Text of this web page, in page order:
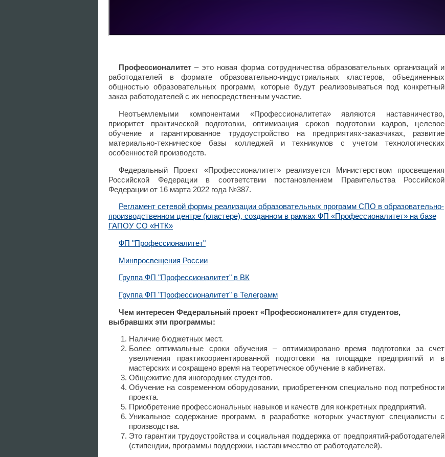
Профессионалитет – это новая форма сотрудничества образовательных организаций и
работодателей в формате образовательно-индустриальных кластеров, объединенных
общностью образовательных программ, которые будут реализовываться под конкретный
заказ работодателей с их непосредственным участие.
Неотъемлемыми компонентами «Профессионалитета» являются наставничество,
приоритет практической подготовки, оптимизация сроков подготовки кадров, целевое
обучение и гарантированное трудоустройство на предприятиях-заказчиках, развитие
материально-техническое базы колледжей и техникумов с учетом технологических
особенностей производств.
Федеральный Проект «Профессионалитет» реализуется Министерством просвещения
Российской Федерации в соответствии постановлением Правительства Российской
Федерации от 16 марта 2022 года №387.
Регламент сетевой формы реализации образовательных программ СПО в образовательно-
производственном центре (кластере), созданном в рамках ФП «Профессионалитет» на базе
ГАПОУ СО «НТК»
ФП "Профессионалитет"
Минпросвещения России
Группа ФП "Профессионалитет" в ВК
Группа ФП "Профессионалитет" в Телеграмм
Чем интересен Федеральный проект «Профессионалитет» для студентов,
выбравших эти программы:
Наличие бюджетных мест.
Более оптимальные сроки обучения – оптимизировано время подготовки за счет
увеличения практикоориентированной подготовки на площадке предприятий и в
мастерских и сокращено время на теоретическое обучение в кабинетах.
Общежитие для иногородних студентов.
Обучение на современном оборудовании, приобретенном специально под потребности
проекта.
Приобретение профессиональных навыков и качеств для конкретных предприятий.
Уникальное содержание программ, в разработке которых участвуют специалисты с
производства.
Это гарантии трудоустройства и социальная поддержка от предприятий-работодателей
(стипендии, программы поддержки, наставничество от работодателей).